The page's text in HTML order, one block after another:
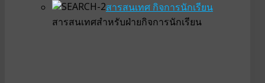
สารสนเทศ กิจการนักเรียน
สารสนเทศสำหรับฝ่ายกิจการนักเรียน